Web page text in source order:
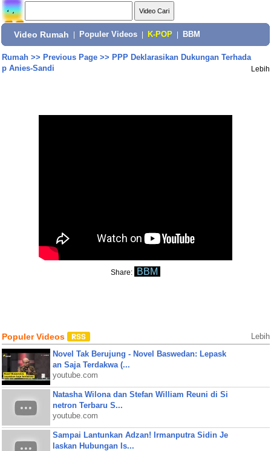
Video Rumah Populer Videos K-POP BBM
Rumah>> Previous Page>> PPP Deklarasikan Dukungan Terhada
p Anies-Sandi
Lebih
Share: BBM
Populer Videos Lebih
Novel Tak Berujung - Novel Baswedan: Lepask
an Saja Terdakwa (...
youtube.com
Natasha Wilona dan Stefan William Reuni di Si
netron Terbaru S...
youtube.com
Sampai Lantunkan Adzan! Irmanputra Sidin Je
laskan Hubungan Is...